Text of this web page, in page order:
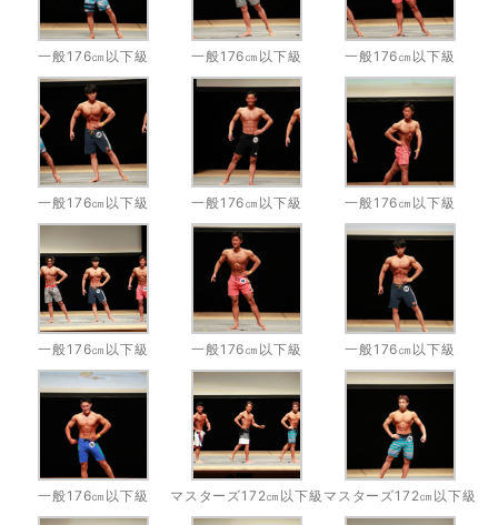
一般176㎝以下級 一般176㎝以下級 一般176㎝以下級
一般176㎝以下級 一般176㎝以下級 一般176㎝以下級
一般176㎝以下級 一般176㎝以下級 一般176㎝以下級
一般176㎝以下級 マスターズ172㎝以下級 マスターズ172㎝以下級